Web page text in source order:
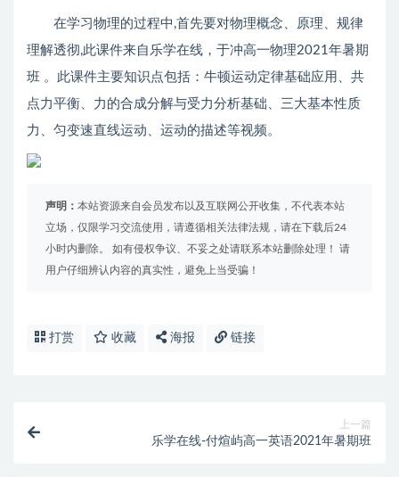
在学习物理的过程中,首先要对物理概念、原理、规律
理解透彻,此课件来自乐学在线，于冲高一物理2021年暑期
班 。此课件主要知识点包括：牛顿运动定律基础应用、共
点力平衡、力的合成分解与受力分析基础、三大基本性质
力、匀变速直线运动、运动的描述等视频。
声明： 本站资源来自会员发布以及互联网公开收集，不代表本站
立场，仅限学习交流使用，请遵循相关法律法规，请在下载后24
小时内删除。 如有侵权争议、不妥之处请联系本站删除处理！ 请
用户仔细辨认内容的真实性，避免上当受骗！
打赏 收藏 海报 链接
上一篇
乐学在线-付煊屿高一英语2021年暑期班